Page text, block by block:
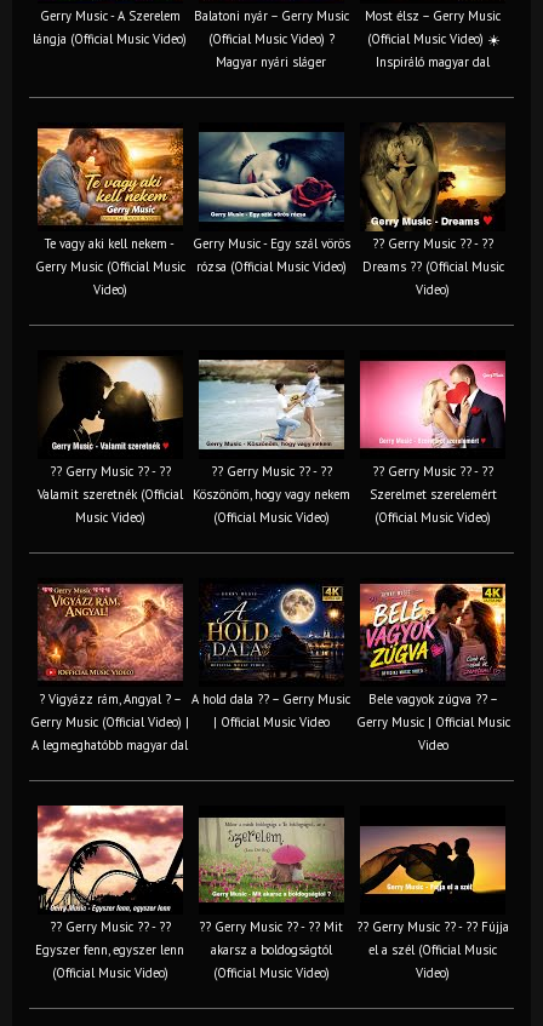
Gerry Music - A Szerelem
lángja (Official Music Video)
Balatoni nyár – Gerry Music
(Official Music Video) ?
Magyar nyári sláger
Most élsz – Gerry Music
(Official Music Video) ☀️
Inspiráló magyar dal
Te vagy aki kell nekem -
Gerry Music (Official Music
Video)
Gerry Music - Egy szál vörös
rózsa (Official Music Video)
?? Gerry Music ?? - ??
Dreams ?? (Official Music
Video)
?? Gerry Music ?? - ??
Valamit szeretnék (Official
Music Video)
?? Gerry Music ?? - ??
Köszönöm, hogy vagy nekem
(Official Music Video)
?? Gerry Music ?? - ??
Szerelmet szerelemért
(Official Music Video)
? Vigyázz rám, Angyal ? –
Gerry Music (Official Video) |
A legmeghatóbb magyar dal
A hold dala ?? – Gerry Music
| Official Music Video
Bele vagyok zúgva ?? –
Gerry Music | Official Music
Video
?? Gerry Music ?? - ??
Egyszer fenn, egyszer lenn
(Official Music Video)
?? Gerry Music ?? - ?? Mit
akarsz a boldogságtól
(Official Music Video)
?? Gerry Music ?? - ?? Fújja
el a szél (Official Music
Video)